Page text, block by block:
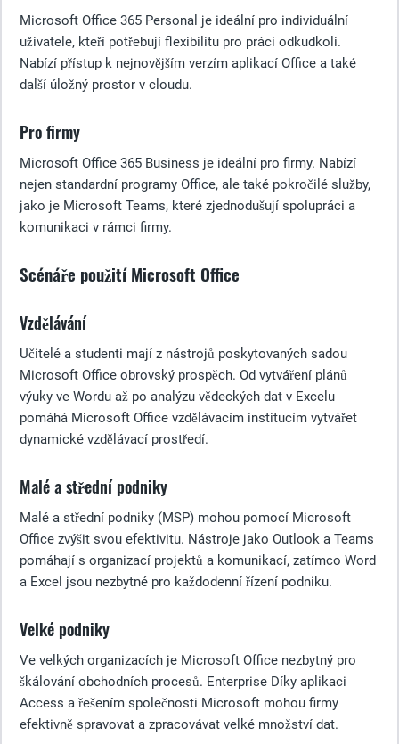
Microsoft Office 365 Personal je ideální pro individuální
uživatele, kteří potřebují flexibilitu pro práci odkudkoli.
Nabízí přístup k nejnovějším verzím aplikací Office a také
další úložný prostor v cloudu.
Pro firmy
Microsoft Office 365 Business je ideální pro firmy. Nabízí
nejen standardní programy Office, ale také pokročilé služby,
jako je Microsoft Teams, které zjednodušují spolupráci a
komunikaci v rámci firmy.
Scénáře použití Microsoft Office
Vzdělávání
Učitelé a studenti mají z nástrojů poskytovaných sadou
Microsoft Office obrovský prospěch. Od vytváření plánů
výuky ve Wordu až po analýzu vědeckých dat v Excelu
pomáhá Microsoft Office vzdělávacím institucím vytvářet
dynamické vzdělávací prostředí.
Malé a střední podniky
Malé a střední podniky (MSP) mohou pomocí Microsoft
Office zvýšit svou efektivitu. Nástroje jako Outlook a Teams
pomáhají s organizací projektů a komunikací, zatímco Word
a Excel jsou nezbytné pro každodenní řízení podniku.
Velké podniky
Ve velkých organizacích je Microsoft Office nezbytný pro
škálování obchodních procesů. Enterprise Díky aplikaci
Access a řešením společnosti Microsoft mohou firmy
efektivně spravovat a zpracovávat velké množství dat.